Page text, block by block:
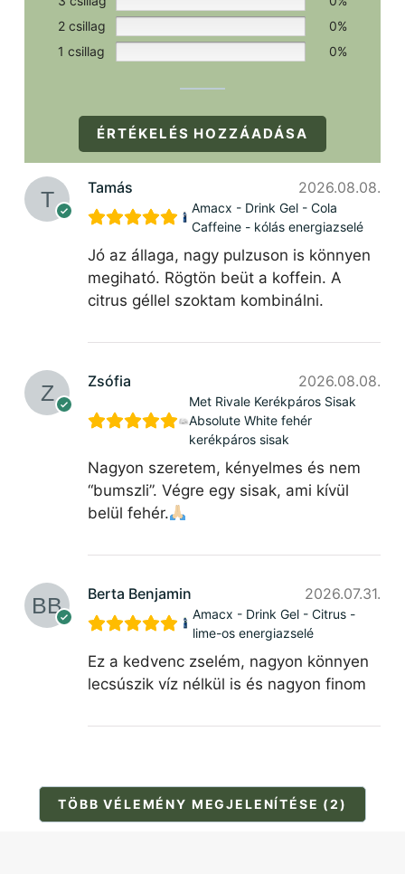
2 csillag
0%
1 csillag
0%
ÉRTÉKELÉS HOZZÁADÁSA
Tamás 2026.08.08.
Amacx - Drink Gel - Cola
Caffeine - kólás energiazselé
Jó az állaga, nagy pulzuson is könnyen
megiható. Rögtön beüt a koffein. A
citrus géllel szoktam kombinálni.
Zsófia 2026.08.08.
Met Rivale Kerékpáros Sisak
Absolute White fehér
kerékpáros sisak
Nagyon szeretem, kényelmes és nem
“bumszli”. Végre egy sisak, ami kívül
belül fehér.
Berta Benjamin 2026.07.31.
Amacx - Drink Gel - Citrus -
lime-os energiazselé
Ez a kedvenc zselém, nagyon könnyen
lecsúszik víz nélkül is és nagyon finom
TÖBB VÉLEMÉNY MEGJELENÍTÉSE (2)